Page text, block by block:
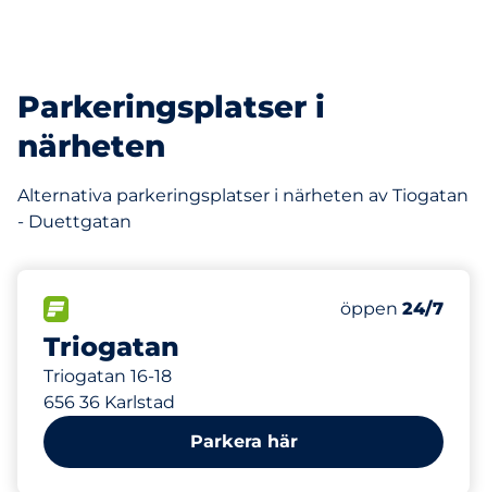
Parkeringsplatser i
närheten
Alternativa parkeringsplatser i närheten av Tiogatan
- Duettgatan
Triogatan
Triogatan 16-18
656 36 Karlstad
Antal
Totalt antal
Fredag
öppen 24/7
130 m
Parkera här